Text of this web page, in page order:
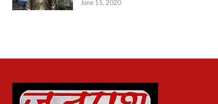
June 15, 2020